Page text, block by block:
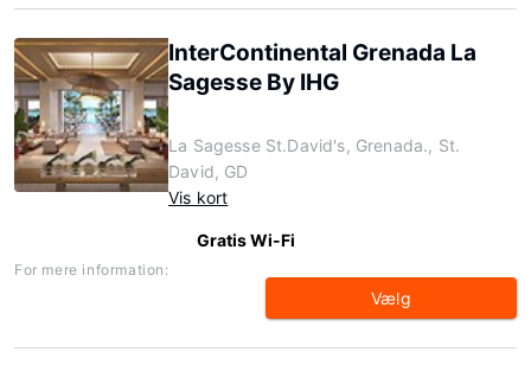
InterContinental Grenada La
Sagesse By IHG
La Sagesse St.David's, Grenada., St.
David, GD
Vis kort
Gratis Wi-Fi
For mere information:
Vælg